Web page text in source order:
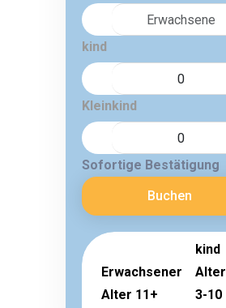
kind
Kleinkind
Sofortige Bestätigung
Buchen
Erwachsener
Alter 11+
kind
Alter
3-10